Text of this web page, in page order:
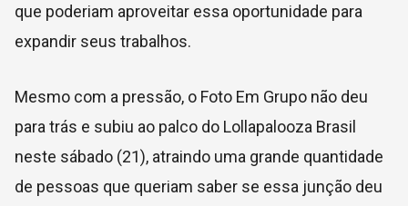
que poderiam aproveitar essa oportunidade para
expandir seus trabalhos.
Mesmo com a pressão, o Foto Em Grupo não deu
para trás e subiu ao palco do Lollapalooza Brasil
neste sábado (21), atraindo uma grande quantidade
de pessoas que queriam saber se essa junção deu